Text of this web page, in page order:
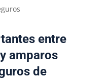
entre
amparos
de